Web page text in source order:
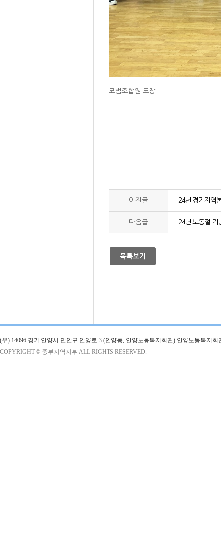
모범조합원 표창
이전글 24년 경기지역
다음글 24년 노동절 기
목록보기
(우) 14096 경기 안양시 만안구 안양로 3 (안양동, 안양노동복지회관) 안양노동복지회
COPYRIGHT © 중부지역지부 ALL RIGHTS RESERVED.